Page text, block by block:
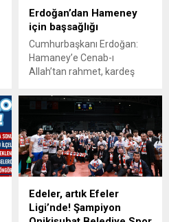
Erdoğan’dan Hameney
için başsağlığı
Cumhurbaşkanı Erdoğan:
Hamaney’e Cenab-ı
Allah’tan rahmet, kardeş
diliyor; ülkem ve milletim
adına taziyelerimi
iletiyorum.
Edeler, artık Efeler
Ligi’nde! Şampiyon